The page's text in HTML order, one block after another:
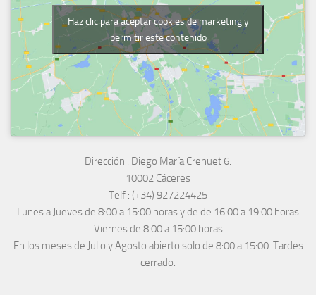
Haz clic para aceptar cookies de marketing y
permitir este contenido
Dirección : Diego María Crehuet 6.
10002 Cáceres
Telf : (+34) 927224425
Lunes a Jueves de 8:00 a 15:00 horas y de de 16:00 a 19:00 horas
Viernes de 8:00 a 15:00 horas
En los meses de Julio y Agosto abierto solo de 8:00 a 15:00. Tardes
cerrado.